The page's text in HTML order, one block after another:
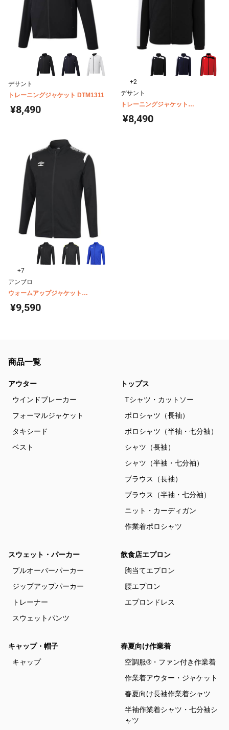
デサント
トレーニングジャケット DTM1311
¥8,490
+2
デサント
トレーニングジャケット
DTM1550B
¥8,490
+7
アンブロ
ウォームアップジャケット
UAS2350
¥9,590
商品一覧
アウター
ウインドブレーカー
フォーマルジャケット
タキシード
ベスト
トップス
Tシャツ・カットソー
ポロシャツ（長袖）
ポロシャツ（半袖・七分袖）
シャツ（長袖）
シャツ（半袖・七分袖）
ブラウス（長袖）
ブラウス（半袖・七分袖）
ニット・カーディガン
作業着ポロシャツ
スウェット・パーカー
プルオーバーパーカー
ジップアップパーカー
トレーナー
スウェットパンツ
飲食店エプロン
胸当てエプロン
腰エプロン
エプロンドレス
キャップ・帽子
キャップ
春夏向け作業着
空調服®・ファン付き作業着
作業着アウター・ジャケット
春夏向け長袖作業着シャツ
半袖作業着シャツ・七分袖シ
ャツ